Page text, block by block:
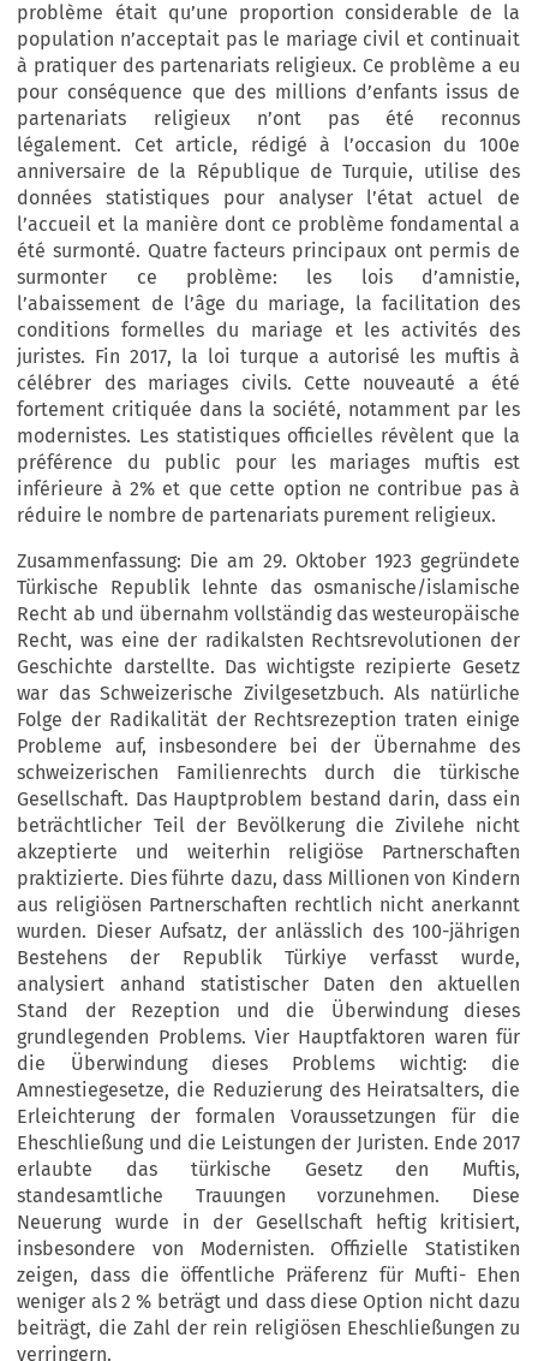
problème était qu’une proportion considerable de la
population n’acceptait pas le mariage civil et continuait
à pratiquer des partenariats religieux. Ce problème a eu
pour conséquence que des millions d’enfants issus de
partenariats religieux n’ont pas été reconnus
légalement. Cet article, rédigé à l’occasion du 100e
anniversaire de la République de Turquie, utilise des
données statistiques pour analyser l’état actuel de
l’accueil et la manière dont ce problème fondamental a
été surmonté. Quatre facteurs principaux ont permis de
surmonter ce problème: les lois d’amnistie,
l’abaissement de l’âge du mariage, la facilitation des
conditions formelles du mariage et les activités des
juristes. Fin 2017, la loi turque a autorisé les muftis à
célébrer des mariages civils. Cette nouveauté a été
fortement critiquée dans la société, notamment par les
modernistes. Les statistiques officielles révèlent que la
préférence du public pour les mariages muftis est
inférieure à 2% et que cette option ne contribue pas à
réduire le nombre de partenariats purement religieux.
Zusammenfassung: Die am 29. Oktober 1923 gegründete
Türkische Republik lehnte das osmanische/islamische
Recht ab und übernahm vollständig das westeuropäische
Recht, was eine der radikalsten Rechtsrevolutionen der
Geschichte darstellte. Das wichtigste rezipierte Gesetz
war das Schweizerische Zivilgesetzbuch. Als natürliche
Folge der Radikalität der Rechtsrezeption traten einige
Probleme auf, insbesondere bei der Übernahme des
schweizerischen Familienrechts durch die türkische
Gesellschaft. Das Hauptproblem bestand darin, dass ein
beträchtlicher Teil der Bevölkerung die Zivilehe nicht
akzeptierte und weiterhin religiöse Partnerschaften
praktizierte. Dies führte dazu, dass Millionen von Kindern
aus religiösen Partnerschaften rechtlich nicht anerkannt
wurden. Dieser Aufsatz, der anlässlich des 100-jährigen
Bestehens der Republik Türkiye verfasst wurde,
analysiert anhand statistischer Daten den aktuellen
Stand der Rezeption und die Überwindung dieses
grundlegenden Problems. Vier Hauptfaktoren waren für
die Überwindung dieses Problems wichtig: die
Amnestiegesetze, die Reduzierung des Heiratsalters, die
Erleichterung der formalen Voraussetzungen für die
Eheschließung und die Leistungen der Juristen. Ende 2017
erlaubte das türkische Gesetz den Muftis,
standesamtliche Trauungen vorzunehmen. Diese
Neuerung wurde in der Gesellschaft heftig kritisiert,
insbesondere von Modernisten. Offizielle Statistiken
zeigen, dass die öffentliche Präferenz für Mufti- Ehen
weniger als 2 % beträgt und dass diese Option nicht dazu
beiträgt, die Zahl der rein religiösen Eheschließungen zu
verringern.